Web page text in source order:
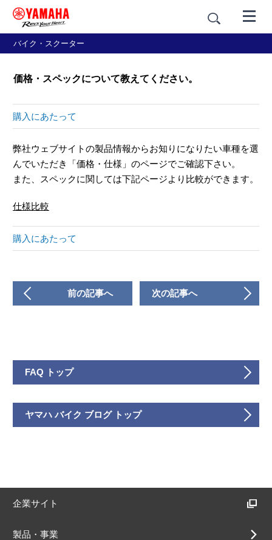
バイク・スクーター
価格・スペックについて教えてください。
購入にあたって
弊社ウェブサイトの製品情報からお知りになりたい車種を選
んでいただき「価格・仕様」のページでご確認下さい。
また、スペックに関しては下記ページより比較ができます。
仕様比較
購入にあたって
前の記事へ 次の記事へ
FAQ トップ
ヤマハ バイク ブログ トップ
企業サイト
製品・事業